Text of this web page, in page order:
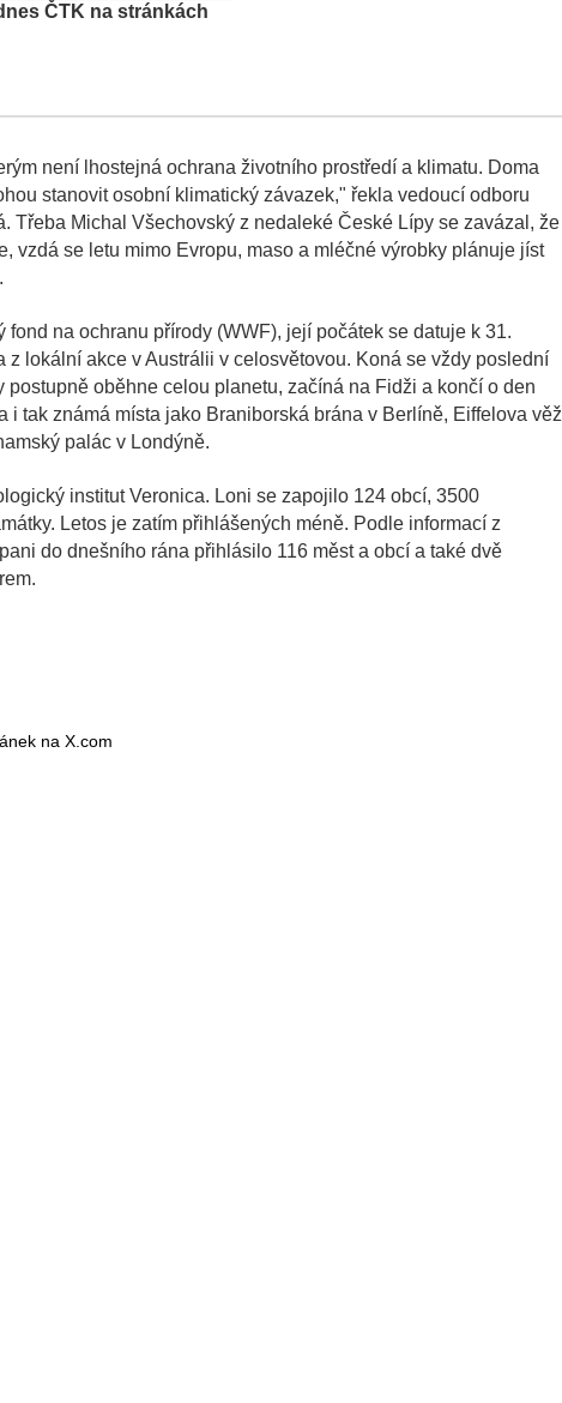
ČTK na stránkách
není lhostejná ochrana životního prostředí a klimatu. Doma
stanovit osobní klimatický závazek," řekla vedoucí odboru
Třeba Michal Všechovský z nedaleké České Lípy se zavázal, že
vzdá se letu mimo Evropu, maso a mléčné výrobky plánuje jíst
na ochranu přírody (WWF), její počátek se datuje k 31.
lokální akce v Austrálii v celosvětovou. Koná se vždy poslední
oběhne celou planetu, začíná na Fidži a končí o den
tak známá místa jako Braniborská brána v Berlíně, Eiffelova věž
palác v Londýně.
institut Veronica. Loni se zapojilo 124 obcí, 3500
Letos je zatím přihlášených méně. Podle informací z
do dnešního rána přihlásilo 116 měst a obcí a také dvě
na X.com